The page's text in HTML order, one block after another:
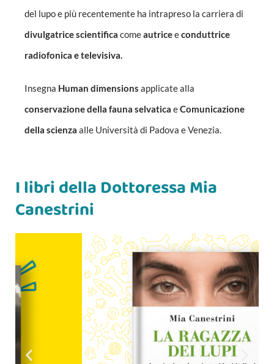
del lupo e più recentemente ha intrapreso la carriera di
divulgatrice scientifica comeautriceeconduttrice
radiofonica e televisiva.
Insegna Human dimensions applicate alla
conservazione della fauna selvatica eComunicazione
della scienza alle Università di Padova e Venezia.
I libri della Dottoressa Mia
Canestrini